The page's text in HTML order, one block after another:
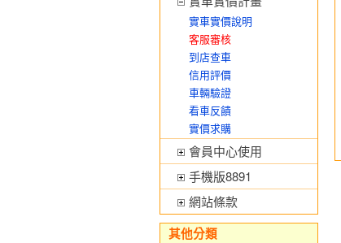
實車實價說明
客服審核
到店查車
信用評價
車輛驗證
看車反饋
實價求購
會員中心使用
手機版8891
網站條款
其他分類